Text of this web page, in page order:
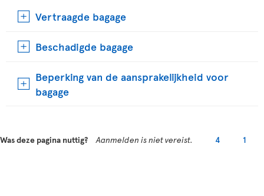
Vertraagde bagage
Beschadigde bagage
Beperking van de aansprakelijkheid voor
bagage
Was deze pagina nuttig? Aanmelden is niet vereist. 4 1